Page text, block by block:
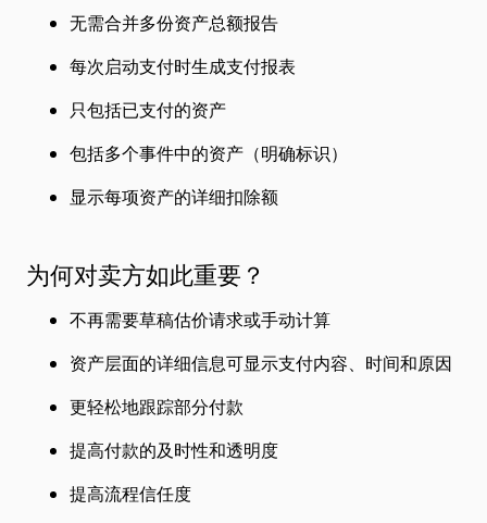
无需合并多份资产总额报告
每次启动支付时生成支付报表
只包括已支付的资产
包括多个事件中的资产（明确标识）
显示每项资产的详细扣除额
为何对卖方如此重要？
不再需要草稿估价请求或手动计算
资产层面的详细信息可显示支付内容、时间和原因
更轻松地跟踪部分付款
提高付款的及时性和透明度
提高流程信任度